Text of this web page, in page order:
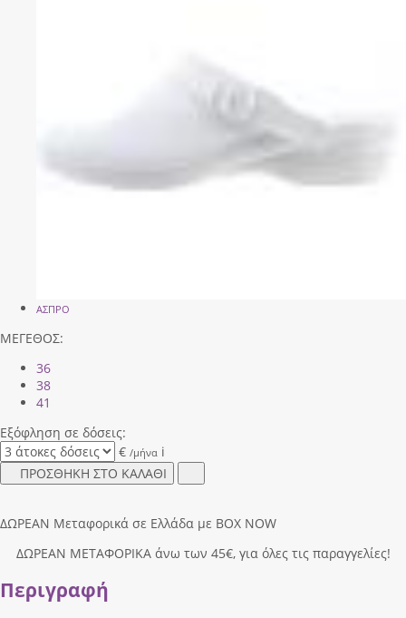
ΑΣΠΡΟ
ΜΕΓΕΘΟΣ:
36
38
41
Εξόφληση σε δόσεις:
€ /μήνα i
ΠΡΟΣΘΗΚΗ ΣΤΟ ΚΑΛΑΘΙ
ΔΩΡΕΑΝ Μεταφορικά σε Ελλάδα με BOX NOW
ΔΩΡΕΑΝ ΜΕΤΑΦΟΡΙΚΑ άνω των 45€, για όλες τις παραγγελίες!
Περιγραφή